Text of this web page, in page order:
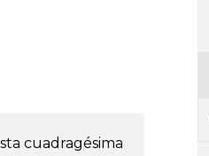
cuadragésima